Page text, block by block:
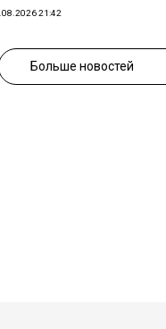
21:42
Больше новостей